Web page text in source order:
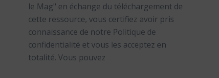
le Mag" en échange du téléchargement de
cette ressource, vous certifiez avoir pris
connaissance de notre Politique de
confidentialité et vous les acceptez en
totalité. Vous pouvez